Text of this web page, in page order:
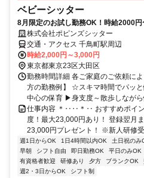
ベビーシッター
8月限定のお試し勤務OK！時給2000
株式会社ポピンズシッター
交通・アクセス 千鳥町駅周辺
時給2,000円～3,000円
東京都東京23区大田区
勤務時間詳細 各ご家庭のご依頼に
方の勤務例】 ☆スキマ時間でパッ
中心の保育 ▶身支度～散歩しなが
仕事内容 ＊‥‥＊‥ おすすめポイ
度！最大23,000円あり！ 登録翌月
23,000円プレゼント！ ※新人研修受
週1日からOK 1日4時間以内OK 土日祝のみ
早朝
シフト自由 即日勤務OK 平日のみOK
有資格者歓迎
研修あり 夕方 ブランクOK
週2・3日からOK
シフト制